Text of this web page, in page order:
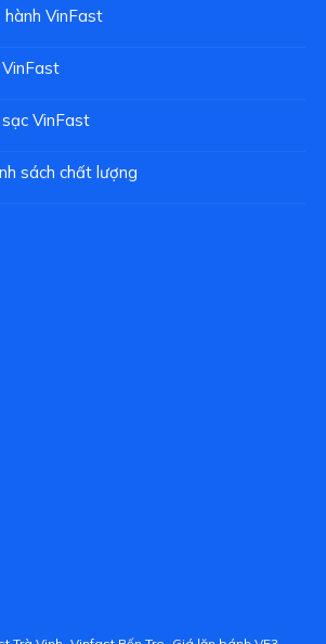
hành VinFast
VinFast
sách chất lượng